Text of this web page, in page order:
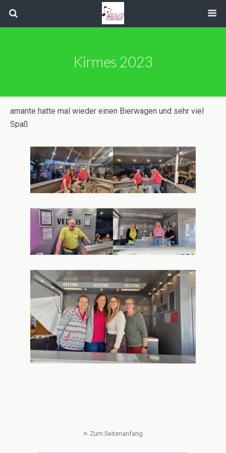
Kirmes 2023
amante hatte mal wieder einen Bierwagen und sehr viel
Spaß
Zum Seitenanfang